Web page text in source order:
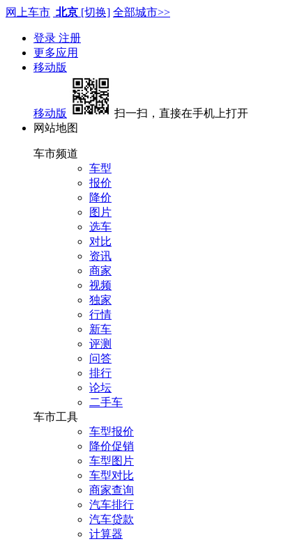
网上车市 北京 [切换] 全部城市>>
登录 注册
更多应用
移动版
移动版
扫一扫，直接在手机上打开
网站地图
车市频道
车型
报价
降价
图片
选车
对比
资讯
商家
视频
独家
行情
新车
评测
问答
排行
论坛
二手车
车市工具
车型报价
降价促销
车型图片
车型对比
商家查询
汽车排行
汽车贷款
计算器